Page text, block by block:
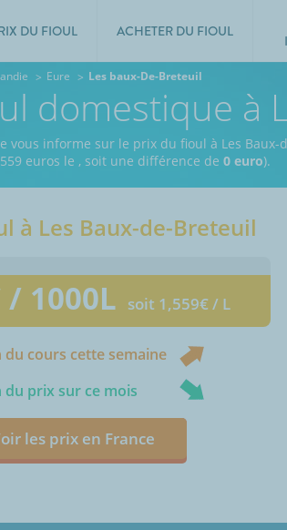
DU FIOUL ACHETER DU FIOUL
Eure Les baux-De-Breteuil
domestique à
vous informe sur le prix du fioul à Les Baux-
euros le , soit une différence de 0 euro).
à Les Baux-de-Breteuil
/ 1000L soit 1,559€ / L
du cours cette semaine
du prix sur ce mois
les prix en France